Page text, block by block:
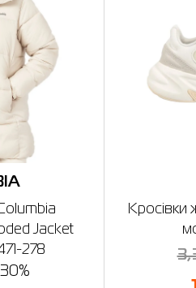
Jacket
278
30%
Кросівки